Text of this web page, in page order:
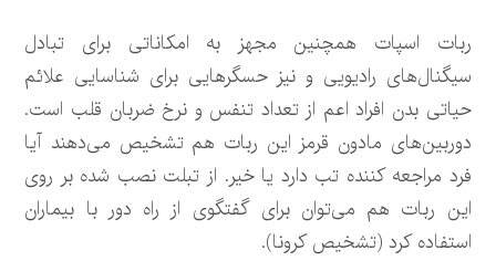
ربات اسپات همچنین مجهز به امکاناتی برای تبادل
سیگنال‌های رادیویی و نیز حسگرهایی برای شناسایی علائم
حیاتی بدن افراد اعم از تعداد تنفس و نرخ ضربان قلب است.
دوربین‌های مادون قرمز این ربات هم تشخیص می‌دهند آیا
فرد مراجعه کننده تب دارد یا خیر. از تبلت نصب شده بر روی
این ربات هم می‌توان برای گفتگوی از راه دور با بیماران
استفاده کرد (تشخیص کرونا).